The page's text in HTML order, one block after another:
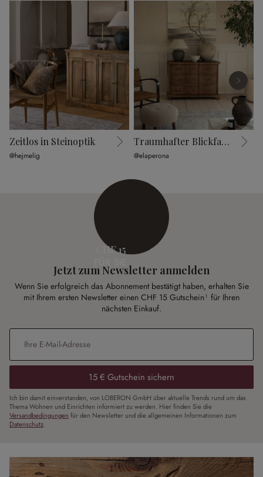
Zeitlos in Steinoptik
@hejmelig
Traumhafter Blickfang
@elaperona
CHF 15
Jetzt zum Newsletter anmelden
Wenn Sie erfolgreich das Abonnement bestätigt haben, erhalten Sie
mit Ihrem ersten Newsletter einen CHF 15 Gutschein¹ für Ihren
nächsten Einkauf.
E-Mail-Adresse
15 € Gutschein sichern
Ich bin damit einverstanden, von LOBERON GmbH über aktuelle Trends rund um das
Thema Wohnen und Einrichten informiert zu werden. Hier finden Sie die
Versandbedingungen für den Newsletter und die allgemeinen Informationen zum
Datenschutz.